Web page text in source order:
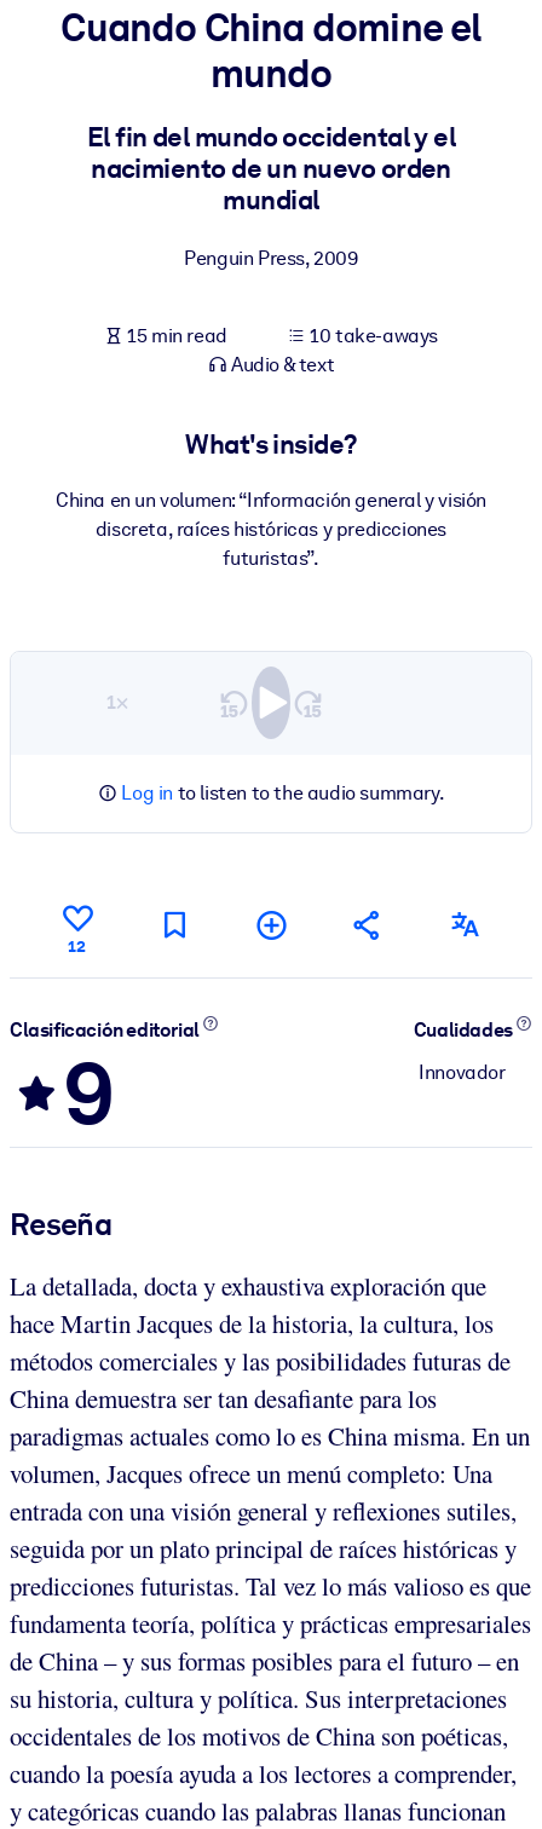
Bring bite-sized, verified knowledge into your LMS/LXP for
learning results.
For Corporate Libraries
Fuel your AI systems with reliable, structured knowledge to
Cuando China domine el
mundo
El fin del mundo occidental y el
nacimiento de un nuevo orden
mundial
Penguin Press,2009
15 min read
10 take-aways
Audio & text
What's inside?
China en un volumen: “Información general y visión
discreta, raíces históricas y predicciones
futuristas”.
1×
Log in to listen to the audio summary.
12
Clasificación editorial
9
Cualidades
Innovador
Reseña
La detallada, docta y exhaustiva exploración que
hace Martin Jacques de la historia, la cultura, los
métodos comerciales y las posibilidades futuras de
China demuestra ser tan desafiante para los
paradigmas actuales como lo es China misma. En un
volumen, Jacques ofrece un menú completo: Una
entrada con una visión general y reflexiones sutiles,
seguida por un plato principal de raíces históricas y
predicciones futuristas. Tal vez lo más valioso es que
fundamenta teoría, política y prácticas empresariales
de China – y sus formas posibles para el futuro – en
su historia, cultura y política. Sus interpretaciones
occidentales de los motivos de China son poéticas,
cuando la poesía ayuda a los lectores a comprender,
y categóricas cuando las palabras llanas funcionan